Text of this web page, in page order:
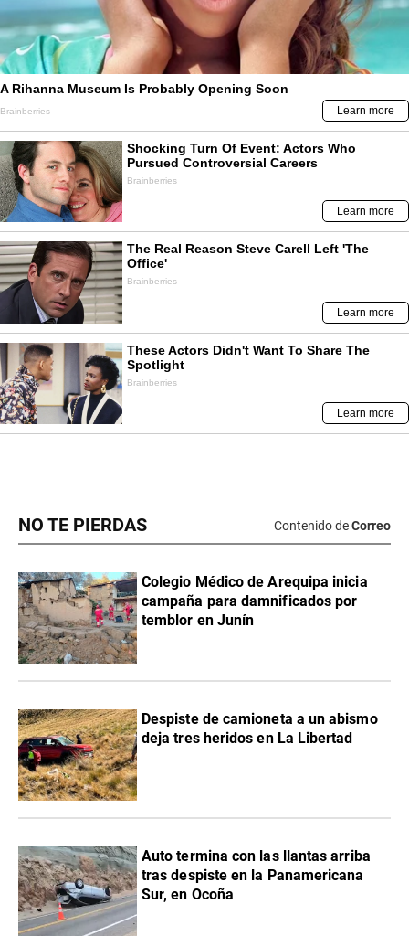
NO TE PIERDAS Contenido deCorreo
Colegio Médico de Arequipa inicia
campaña para damnificados por
temblor en Junín
Despiste de camioneta a un abismo
deja tres heridos en La Libertad
Auto termina con las llantas arriba
tras despiste en la Panamericana
Sur, en Ocoña